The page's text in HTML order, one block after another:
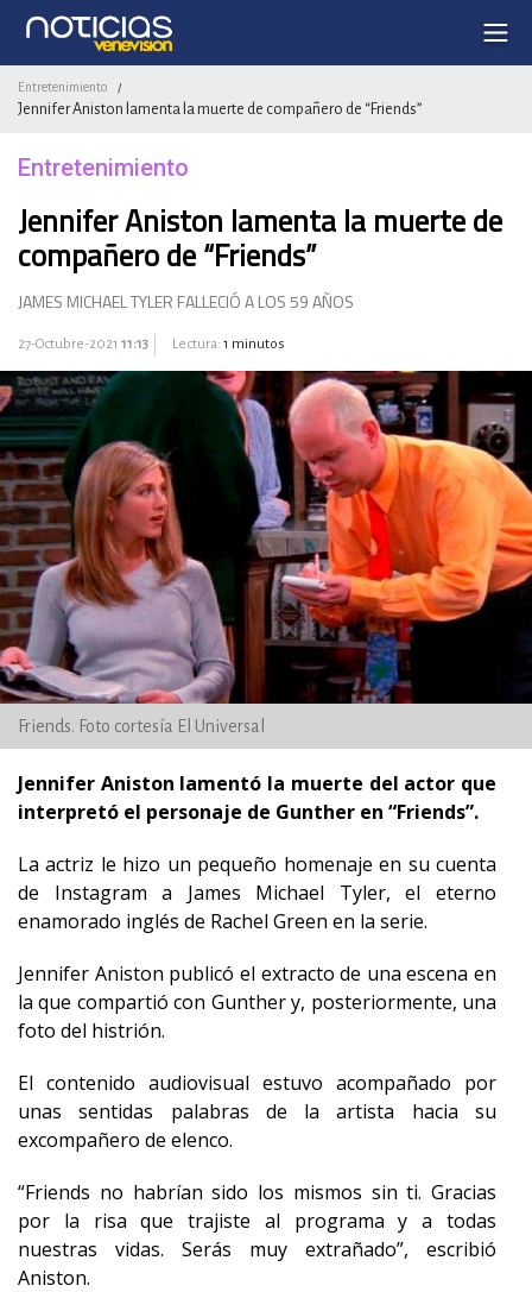
Entretenimiento /
Jennifer Aniston lamenta la muerte de compañero de “Friends”
Entretenimiento
Jennifer Aniston lamenta la muerte de
compañero de “Friends”
JAMES MICHAEL TYLER FALLECIÓ A LOS 59 AÑOS
27-Octubre-2021 11:13 Lectura: 1 minutos
Friends. Foto cortesía El Universal
Jennifer Aniston lamentó la muerte del actor que
interpretó el personaje de Gunther en “Friends”.
La actriz le hizo un pequeño homenaje en su cuenta
de Instagram a James Michael Tyler, el eterno
enamorado inglés de Rachel Green en la serie.
Jennifer Aniston publicó el extracto de una escena en
la que compartió con Gunther y, posteriormente, una
foto del histrión.
El contenido audiovisual estuvo acompañado por
unas sentidas palabras de la artista hacia su
excompañero de elenco.
“Friends no habrían sido los mismos sin ti. Gracias
por la risa que trajiste al programa y a todas
nuestras vidas. Serás muy extrañado”, escribió
Aniston.